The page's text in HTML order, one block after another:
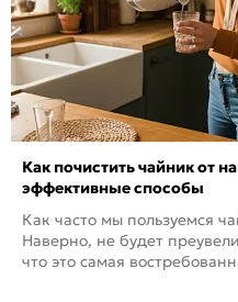
Как почистить чайник от
эффективные способы
Как часто мы пользуемся
Наверно, не будет
что это самая